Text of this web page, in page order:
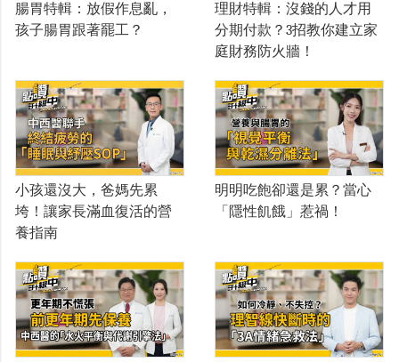
腸胃特輯：放假作息亂，
孩子腸胃跟著罷工？
理財特輯：沒錢的人才用
分期付款？3招教你建立家
庭財務防火牆！
小孩還沒大，爸媽先累
垮！讓家長滿血復活的營
養指南
明明吃飽卻還是累？當心
「隱性飢餓」惹禍！